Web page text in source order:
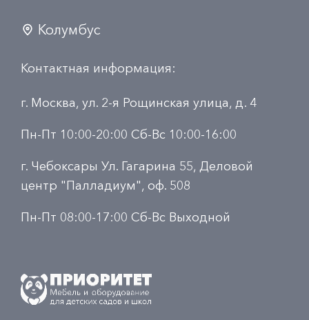
Колумбус
Контактная информация:
г. Москва, ул. 2-я Рощинская улица, д. 4
Пн-Пт 10:00-20:00 Сб-Вс 10:00-16:00
г. Чебоксары Ул. Гагарина 55, Деловой
центр "Палладиум", оф. 508
Пн-Пт 08:00-17:00 Сб-Вс Выходной